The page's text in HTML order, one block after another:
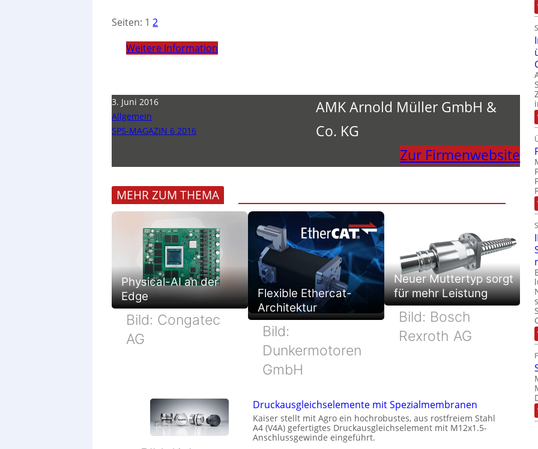
Seiten: 1 2
Weitere Information
3. Juni 2016
Allgemein
SPS-MAGAZIN 6 2016
AMK Arnold Müller GmbH &
Co. KG
Zur Firmenwebsite
MEHR ZUM THEMA
Physical-AI an der
Edge
Bild: Congatec
AG
Flexible Ethercat-
Architektur
Bild:
Dunkermotoren
GmbH
Neuer Muttertyp sorgt
für mehr Leistung
Bild: Bosch
Rexroth AG
Druckausgleichselemente mit Spezialmembranen
Kaiser stellt mit Agro ein hochrobustes, aus rostfreiem Stahl
A4 (V4A) gefertigtes Druckausgleichselement mit M12x1.5-
Anschlussgewinde eingeführt.